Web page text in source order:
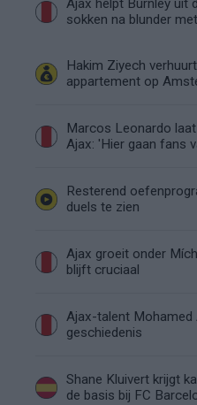
Ajax helpt Burnley uit
sokken na blunder
Hakim Ziyech
appartement op
Marcos Leonardo
Ajax: 'Hier gaan fans
Resterend
duels te zien
Ajax groeit onder
blijft cruciaal
Ajax-talent Mohamed
geschiedenis
Shane Kluivert krijgt
de basis bij FC